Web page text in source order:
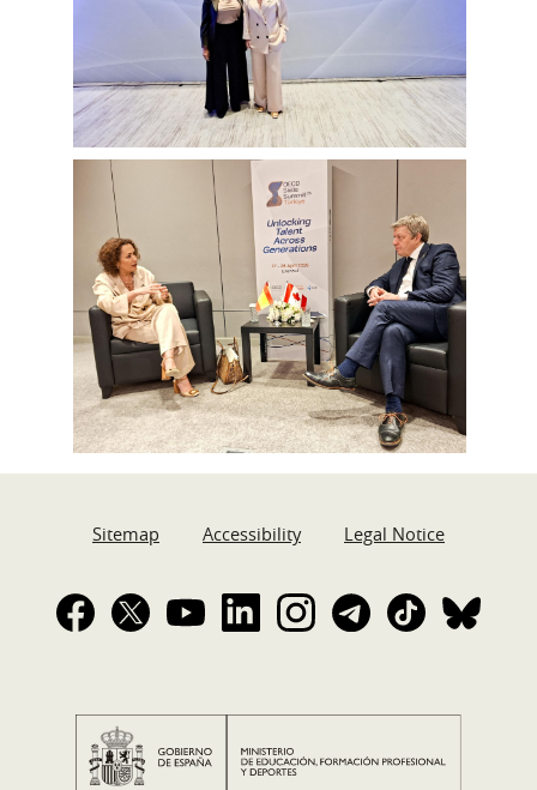
Sitemap Accessibility Legal Notice